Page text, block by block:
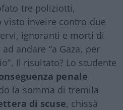
tre poliziotti,
inveire contro due
ignoranti e morti di
andare “a Gaza, per
Il risultato? Lo studente
penale
la somma di tremila
di scuse, chissà